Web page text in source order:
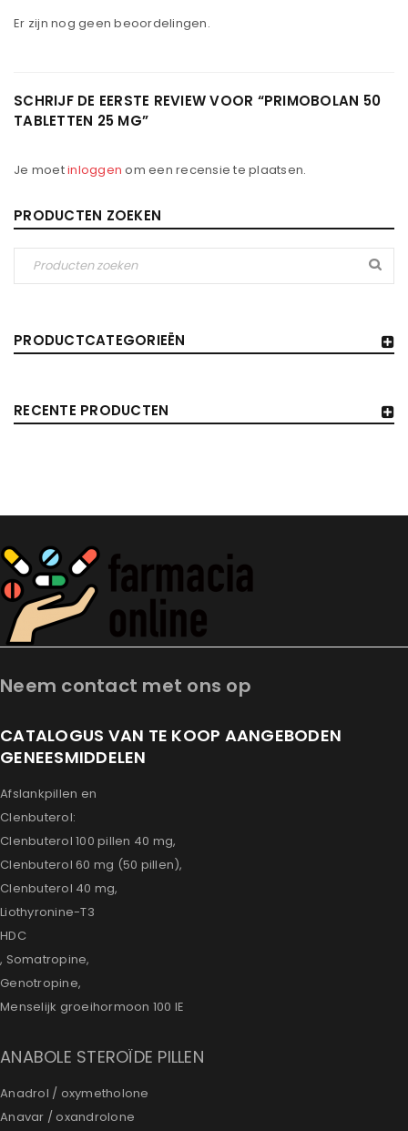
PRODUCTEN ZOEKEN
PRODUCTCATEGORIEËN
RECENTE PRODUCTEN
Er zijn nog geen beoordelingen.
SCHRIJF DE EERSTE REVIEW VOOR “PRIMOBOLAN 50
TABLETTEN 25 MG”
Je moetinloggen om een ​​recensie te plaatsen.
Neem contact met ons op
CATALOGUS VAN TE KOOP AANGEBODEN
GENEESMIDDELEN
Afslankpillen en
Clenbuterol:
Clenbuterol 100 pillen 40 mg,
Clenbuterol 60 mg (50 pillen),
Clenbuterol 40 mg,
Liothyronine-T3
HDC
, Somatropine,
Genotropine,
Menselijk groeihormoon 100 IE
ANABOLE STEROÏDE PILLEN
Anadrol / oxymetholone
Anavar / oxandrolone